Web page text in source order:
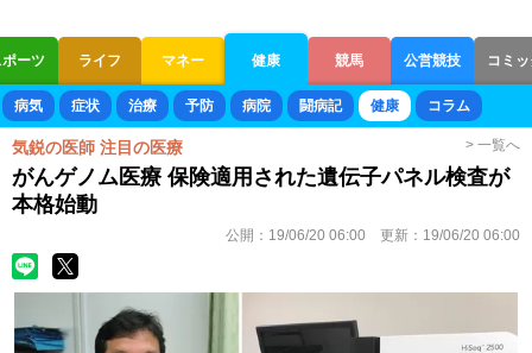
ーツ ライフ マネー 健康 競馬 公営競技 コミ
ボートレース 競輪 オートレース
病気 症状 治療 予防 病院 闘病記 健康 コラム
気鋭の医師 注目の医療 > 一覧へ
がんゲノム医療 保険適用された遺伝子パネル検査が
本格始動
公開： 19/06/20 06:00 更新： 19/06/20 06:00